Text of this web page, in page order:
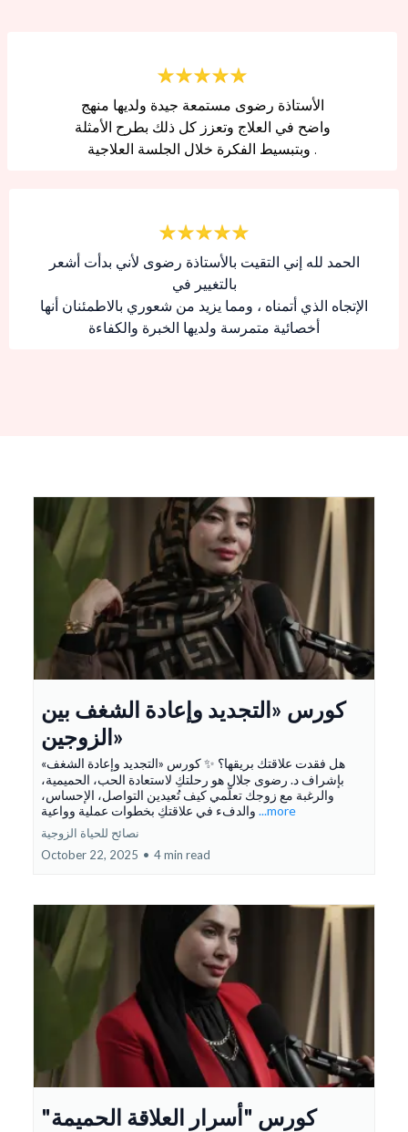
الأستاذة رضوى مستمعة جيدة ولديها منهج
واضح في العلاج وتعزز كل ذلك بطرح الأمثلة
وبتبسيط الفكرة خلال الجلسة العلاجية .
الحمد لله إني التقيت بالأستاذة رضوى لأني بدأت أشعر
بالتغيير في
الإتجاه الذي أتمناه ، ومما يزيد من شعوري بالاطمئنان أنها
أخصائية متمرسة ولديها الخبرة والكفاءة
كورس «التجديد وإعادة الشغف بين
الزوجين»
هل فقدت علاقتك بريقها؟ ✨ كورس «التجديد وإعادة الشغف»
بإشراف د. رضوى جلال هو رحلتكِ لاستعادة الحب، الحميمية،
والرغبة مع زوجك تعلّمي كيف تُعيدين التواصل، الإحساس،
...more
نصائح للحياة الزوجية
October 22, 2025 • 4 min read
"كورس "أسرار العلاقة الحميمة